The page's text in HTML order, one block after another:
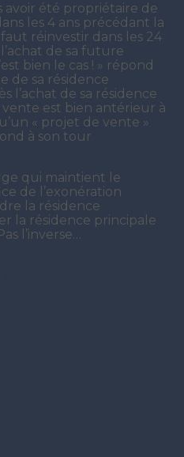
avoir été propriétaire de
les 4 ans précédant la
réinvestir dans les 24
de sa future
bien le cas ! » répond
de sa résidence
l’achat de sa résidence
est bien antérieur à
« projet de vente »
à son tour
qui maintient le
de l’exonération
la résidence
la résidence principale
l’inverse…